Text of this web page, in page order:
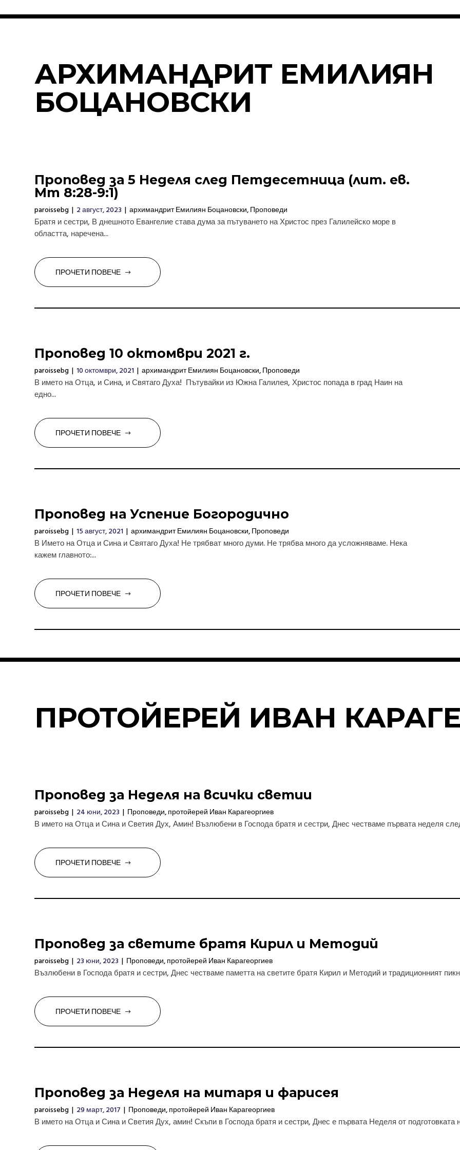
АРХИМАНДРИТ ЕМИЛИЯН
БОЦАНОВСКИ
Проповед за 5 Неделя след Петдесетница (лит. ев.
Мт 8:28-9:1)
paroissebg | 2 август, 2023 | архимандрит Емилиян Боцановски, Проповеди
Братя и сестри, В днешното Евангелие става дума за пътуването на Христос през Галилейско море в
областта, наречена...
ПРОЧЕТИ ПОВЕЧЕ
Проповед 10 oктомври 2021 г.
paroissebg | 10 октомври, 2021 | архимандрит Емилиян Боцановски, Проповеди
В името на Отца, и Сина, и Святаго Духа! Пътувайки из Южна Галилея, Христос попада в град Наин на
едно...
ПРОЧЕТИ ПОВЕЧЕ
Проповед на Успение Богородично
paroissebg | 15 август, 2021 | архимандрит Емилиян Боцановски, Проповеди
В Името на Отца и Сина и Святаго Духа! Не трябват много думи. Не трябва много да усложняваме. Нека
кажем главното:...
ПРОЧЕТИ ПОВЕЧЕ
ПРОТОЙЕРЕЙ ИВАН
Проповед за Неделя на всички светии
paroissebg | 24 юни, 2023 | Проповеди, протойерей Иван Карагеоргиев
В името на Отца и Сина и Светия Дух, Амин! Възлюбени в Господа братя и сестри, Днес честваме първата неделя
ПРОЧЕТИ ПОВЕЧЕ
Проповед за светите братя Кирил и Методий
paroissebg | 23 юни, 2023 | Проповеди, протойерей Иван Карагеоргиев
Възлюбени в Господа братя и сестри, Днес честваме паметта на светите братя Кирил и Методий и традиционният
ПРОЧЕТИ ПОВЕЧЕ
Проповед за Неделя на митаря и фарисея
paroissebg | 29 март, 2017 | Проповеди, протойерей Иван Карагеоргиев
В името на Отца и Сина и Светия Дух, амин! Скъпи в Господа братя и сестри, Днес е първата Неделя от подготовката